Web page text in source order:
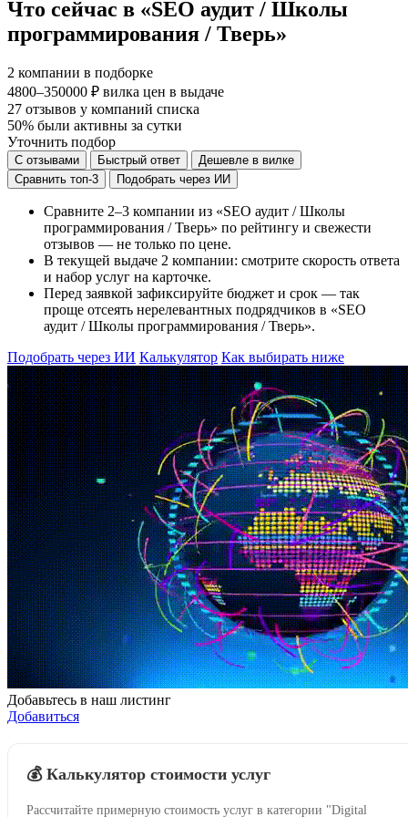
Что сейчас в «SEO аудит / Школы
программирования / Тверь»
2 компании в подборке
4800–350000 ₽ вилка цен в выдаче
27 отзывов у компаний списка
50% были активны за сутки
Уточнить подбор
С отзывами Быстрый ответ
Дешевле в вилке
Сравнить топ-3
Подобрать через ИИ
Сравните 2–3 компании из «SEO аудит / Школы
программирования / Тверь» по рейтингу и свежести
отзывов — не только по цене.
В текущей выдаче 2 компании: смотрите скорость ответа
и набор услуг на карточке.
Перед заявкой зафиксируйте бюджет и срок — так
проще отсеять нерелевантных подрядчиков в «SEO
аудит / Школы программирования / Тверь».
Подобрать через ИИ Калькулятор Как выбирать ниже
Добавьтесь в наш листинг
Добавиться
💰 Калькулятор стоимости услуг
Рассчитайте примерную стоимость услуг в категории "Digital